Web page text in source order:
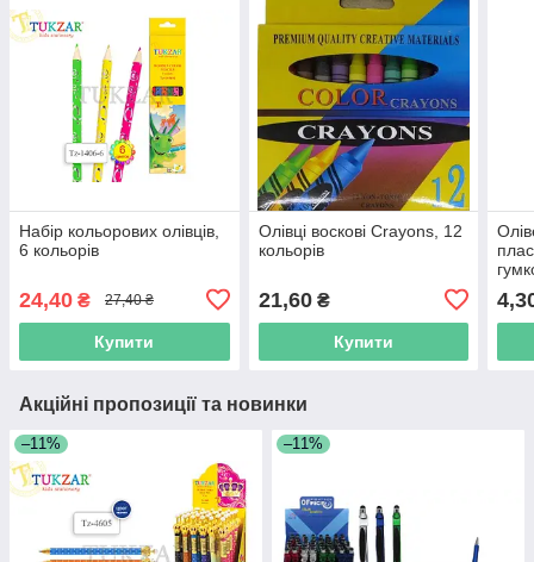
Набір кольорових олівців,
6 кольорів
24,40 ₴ 27,40 ₴
Купити
Олівці воскові Crayons, 12
кольорів
21,60₴
Купити
Акційні пропозиції та новинки
–11% –11%